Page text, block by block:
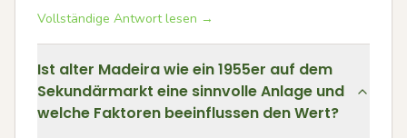
Vollständige Antwort lesen →
Ist alter Madeira wie ein 1955er auf dem
Sekundärmarkt eine sinnvolle Anlage und
welche Faktoren beeinflussen den Wert?